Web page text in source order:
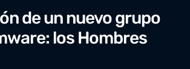
de un nuevo grupo
los Hombres